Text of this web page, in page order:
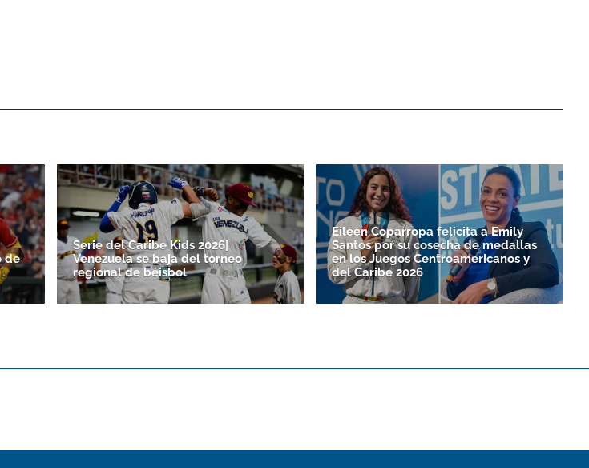
de
Serie del Caribe Kids 2026|
Venezuela se baja del torneo
regional de béisbol
Eileen Coparropa felicita a Emily
Santos por su cosecha de medallas
en los Juegos Centroamericanos y
del Caribe 2026